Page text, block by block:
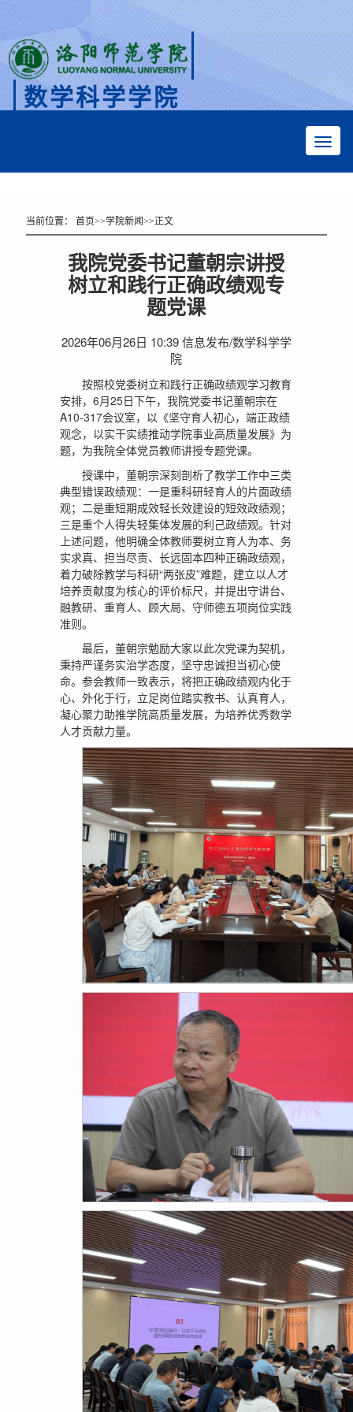
数学科学学院
当前位置：首页>>学院新闻>>正文
我院党委书记董朝宗讲授
树立和践行正确政绩观专
题党课
2026年06月26日 10:39 信息发布/数学科学学
院
按照校党委树立和践行正确政绩观学习教育
安排，6月25日下午，我院党委书记董朝宗在
A10-317会议室，以《坚守育人初心，端正政绩
观念，以实干实绩推动学院事业高质量发展》为
题，为我院全体党员教师讲授专题党课。
授课中，董朝宗深刻剖析了教学工作中三类
典型错误政绩观：一是重科研轻育人的片面政绩
观；二是重短期成效轻长效建设的短效政绩观；
三是重个人得失轻集体发展的利己政绩观。针对
上述问题，他明确全体教师要树立育人为本、务
实求真、担当尽责、长远固本四种正确政绩观，
着力破除教学与科研“两张皮”难题，建立以人才
培养贡献度为核心的评价标尺，并提出守讲台、
融教研、重育人、顾大局、守师德五项岗位实践
准则。
最后，董朝宗勉励大家以此次党课为契机，
秉持严谨务实治学态度，坚守忠诚担当初心使
命。参会教师一致表示，将把正确政绩观内化于
心、外化于行，立足岗位踏实教书、认真育人，
凝心聚力助推学院高质量发展，为培养优秀数学
人才贡献力量。